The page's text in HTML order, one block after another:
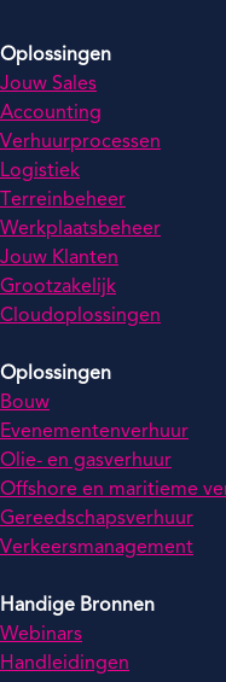
Oplossingen
Jouw Sales
Accounting
Verhuurprocessen
Logistiek
Terreinbeheer
Werkplaatsbeheer
Jouw Klanten
Grootzakelijk
Cloudoplossingen
Oplossingen
Bouw
Evenementenverhuur
Olie- en gasverhuur
Offshore en maritieme
Gereedschapsverhuur
Verkeersmanagement
Handige Bronnen
Webinars
Handleidingen